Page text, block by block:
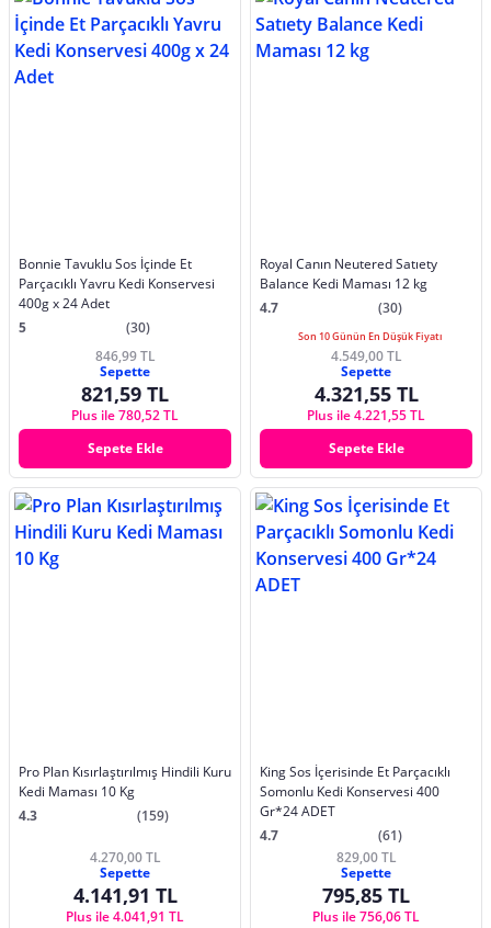
Bonnie Tavuklu Sos İçinde Et
Parçacıklı Yavru Kedi Konservesi
400g x 24 Adet
5
(30)
846,99 TL
Sepette
821,59 TL
Plus ile 780,52 TL
Sepete Ekle
Royal Canın Neutered Satıety
Balance Kedi Maması 12 kg
4.7
(30)
Son 10 Günün En Düşük Fiyatı
4.549,00 TL
Sepette
4.321,55 TL
Plus ile 4.221,55 TL
Sepete Ekle
Pro Plan Kısırlaştırılmış Hindili Kuru
Kedi Maması 10 Kg
4.3
(159)
4.270,00 TL
Sepette
4.141,91 TL
Plus ile 4.041,91 TL
King Sos İçerisinde Et Parçacıklı
Somonlu Kedi Konservesi 400
Gr*24 ADET
4.7
(61)
829,00 TL
Sepette
795,85 TL
Plus ile 756,06 TL